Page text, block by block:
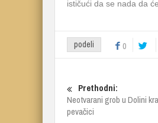
ističući da se nada da
podeli 0
Prethodni:
Neotvarani grob u Dolini
pevačici